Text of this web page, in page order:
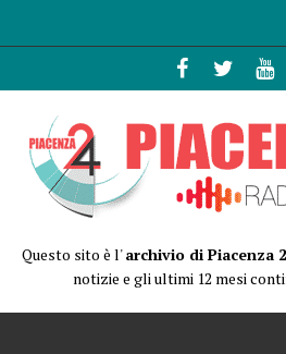
Questo sito è l'archivio di Piacenza
notizie e gli ultimi 12 mesi